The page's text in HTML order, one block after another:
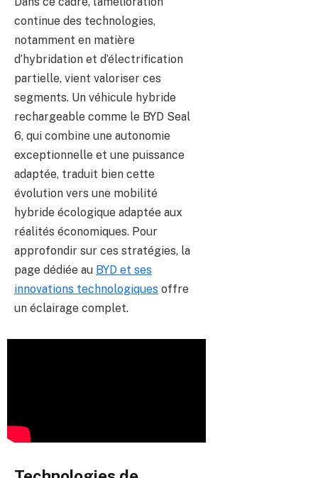
continue des technologies,
notamment en matière
d’hybridation et d’électrification
partielle, vient valoriser ces
segments. Un véhicule hybride
rechargeable comme le BYD Seal
6, qui combine une autonomie
exceptionnelle et une puissance
adaptée, traduit bien cette
évolution vers une mobilité
hybride écologique adaptée aux
réalités économiques. Pour
approfondir sur ces stratégies, la
page dédiée au BYD et ses
innovations technologiques offre
un éclairage complet.